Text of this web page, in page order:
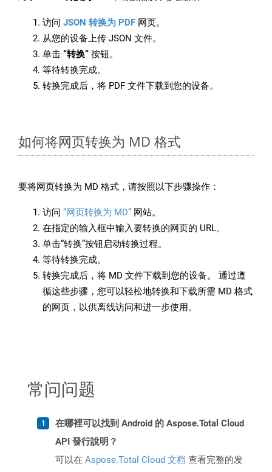
访问 JSON 转换为 PDF 网页。
从您的设备上传 JSON 文件。
单击 “转换” 按钮。
等待转换完成。
转换完成后，将 PDF 文件下载到您的设备。
如何将网页转换为 MD 格式
要将网页转换为 MD 格式，请按照以下步骤操作：
访问 “网页转换为 MD” 网站。
在指定的输入框中输入要转换的网页的 URL。
单击“转换”按钮启动转换过程。
等待转换完成。
转换完成后，将 MD 文件下载到您的设备。 通过遵
循这些步骤，您可以轻松地转换和下载所需 MD 格式
的网页，以供离线访问和进一步使用。
常问问题
在哪裡可以找到 Android 的 Aspose.Total Cloud
API 發行說明？
可以在 Aspose.Total Cloud 文档 查看完整的发